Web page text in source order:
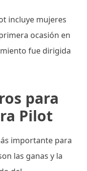
incluye mujeres
ocasión en
fue dirigida
para
Pilot
importante para
las ganas y la